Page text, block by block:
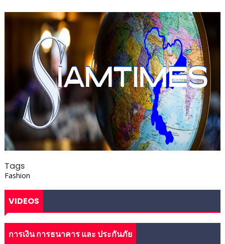
Tags
Fashion
VIDEOS
การเงิน การธนาคาร และ ประกันภัย